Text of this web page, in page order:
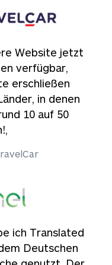
Website jetzt
verfügbar,
erschließen
in denen
10 auf 50
ich Translated
Deutschen